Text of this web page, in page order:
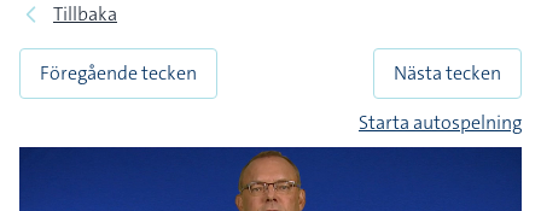
Tillbaka
Föregående tecken
Nästa tecken
Starta autospelning